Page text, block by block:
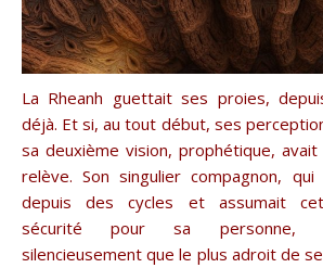
La Rheanh guettait ses proies,
déjà. Et si, au tout début, ses
sa deuxième vision, prophétique,
relève. Son singulier compagnon,
depuis des cycles et assumait
sécurité pour sa personne,
silencieusement que le plus adroit de